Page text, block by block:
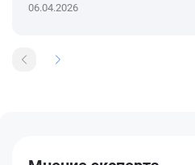
06.04.2026